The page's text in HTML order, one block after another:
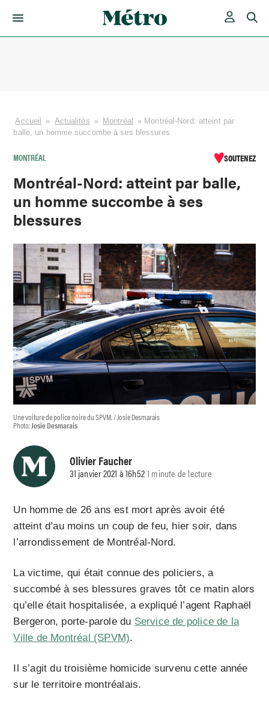
Accueil » Actualités » Montréal » Montréal-Nord: atteint par
balle, un homme succombe à ses blessures
MONTRÉAL SOUTENEZ
Montréal-Nord: atteint par balle,
un homme succombe à ses
blessures
Une voiture de police noire du SPVM. / Josie Desmarais
Photo:Josie Desmarais
Olivier Faucher
31 janvier 2021 à 16h521 minute de lecture
Un homme de 26 ans est mort après avoir été
atteint d’au moins un coup de feu, hier soir, dans
l’arrondissement de Montréal-Nord.
La victime, qui était connue des policiers, a
succombé à ses blessures graves tôt ce matin alors
qu’elle était hospitalisée, a expliqué l’agent Raphaël
Bergeron, porte-parole du Service de police de la
Ville de Montréal (SPVM).
Il s’agit du troisième homicide survenu cette année
sur le territoire montréalais.